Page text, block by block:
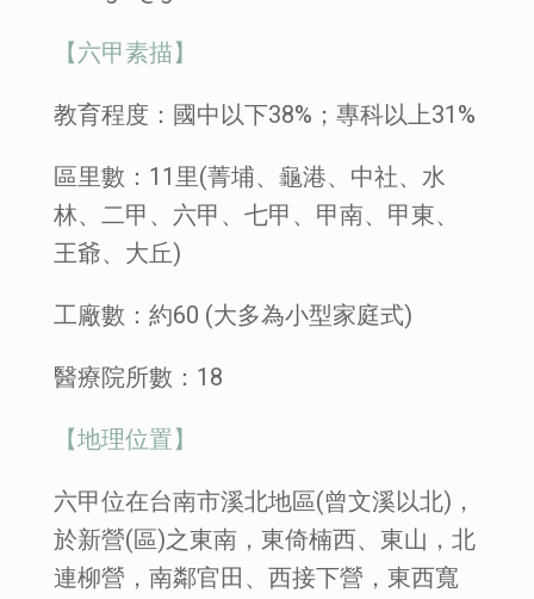
【六甲素描】
教育程度：國中以下38%；專科以上31%
區里數：11里(菁埔、龜港、中社、水
林、二甲、六甲、七甲、甲南、甲東、
王爺、大丘)
工廠數：約60 (大多為小型家庭式)
醫療院所數：18
【地理位置】
六甲位在台南市溪北地區(曾文溪以北)，
於新營(區)之東南，東倚楠西、東山，北
連柳營，南鄰官田、西接下營，東西寬